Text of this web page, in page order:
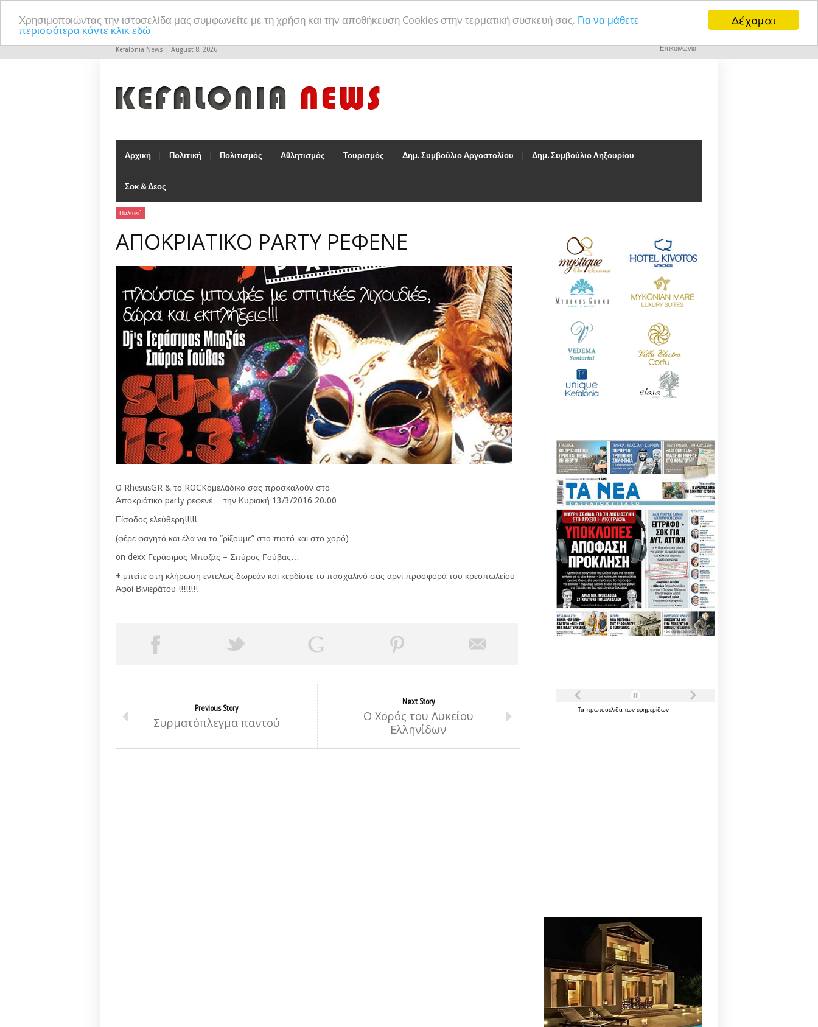
Δέχομαι
Χρησιμοποιώντας την ιστοσελίδα μας συμφωνείτε με τη χρήση και την αποθήκευση Cookies στην τερματική συσκευή σας. Για να μάθετε
περισσότερα κάντε κλικ εδώ
Kefalonia News | August 8, 2026 Επικοινωνία
Αρχική Πολιτική Πολιτισμός Αθλητισμός Τουρισμός Δημ. Συμβούλιο Αργοστολίου Δημ. Συμβούλιο Ληξουρίου
Σοκ & Δεος
Πολιτική
ΑΠΟΚΡΙΑΤΙΚΟ PARTY ΡΕΦΕΝΕ
O RhesusGR & το ROCKομελάδικο σας προσκαλούν στο
Αποκριάτικο party ρεφενέ …την Κυριακή 13/3/2016 20.00
Είσοδος ελεύθερη!!!!!
(φέρε φαγητό και έλα να το “ρίξουμε” στο πιοτό και στο χορό)…
on dexx Γεράσιμος Μποζάς – Σπύρος Γούβας…
+ μπείτε στη κλήρωση εντελώς δωρεάν και κερδίστε το πασχαλινό σας αρνί προσφορά του κρεοπωλείου
Αφοί Βινιεράτου !!!!!!!!
Previous Story
Συρματόπλεγμα παντού
Next Story
Ο Χορός του Λυκείου
Ελληνίδων
Τα πρωτοσέλιδα των εφημερίδων